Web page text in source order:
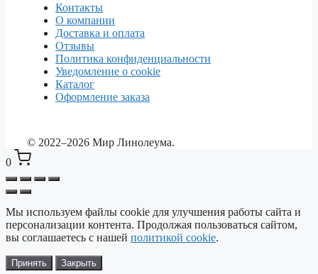
Контакты
О компании
Доставка и оплата
Отзывы
Политика конфиденциальности
Уведомление о cookie
Каталог
Оформление заказа
© 2022–2026 Мир Линолеума.
0
Выберите ваш город
Сейчас: Красноярск
✕
Красноярск
Мы используем файлы cookie для улучшения работы сайта и
персонализации контента. Продолжая пользоваться сайтом,
вы соглашаетесь с нашей политикой cookie.
Принять Закрыть